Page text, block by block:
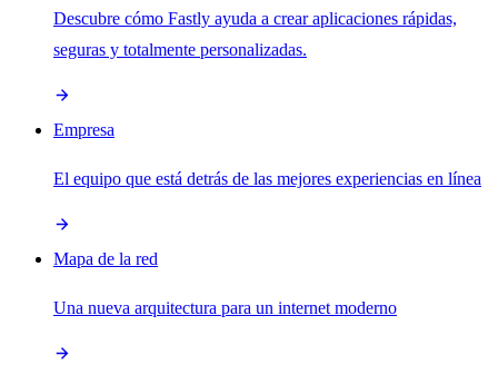
Descubre cómo Fastly ayuda a crear aplicaciones rápidas,
seguras y totalmente personalizadas.
Empresa
El equipo que está detrás de las mejores experiencias en línea
Mapa de la red
Una nueva arquitectura para un internet moderno